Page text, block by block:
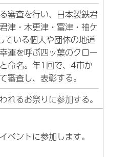
審査を行い、日本製鉄君
津・木更津・富津・袖ケ
ている個人や団体の地道
運を呼ぶ四ッ葉のクロー
命名。年1回で、4市か
審査し、表彰する。
れるお祭りに参加する。
ベントに参加します。